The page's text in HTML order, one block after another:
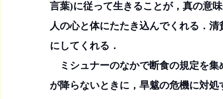
言葉)に従って生きることが，真の意
人の心と体にたたき込んでくれる．
にしてくれる．
ミシュナーのなかで断食の規定を集
が降らないときに，旱魃の危機に対